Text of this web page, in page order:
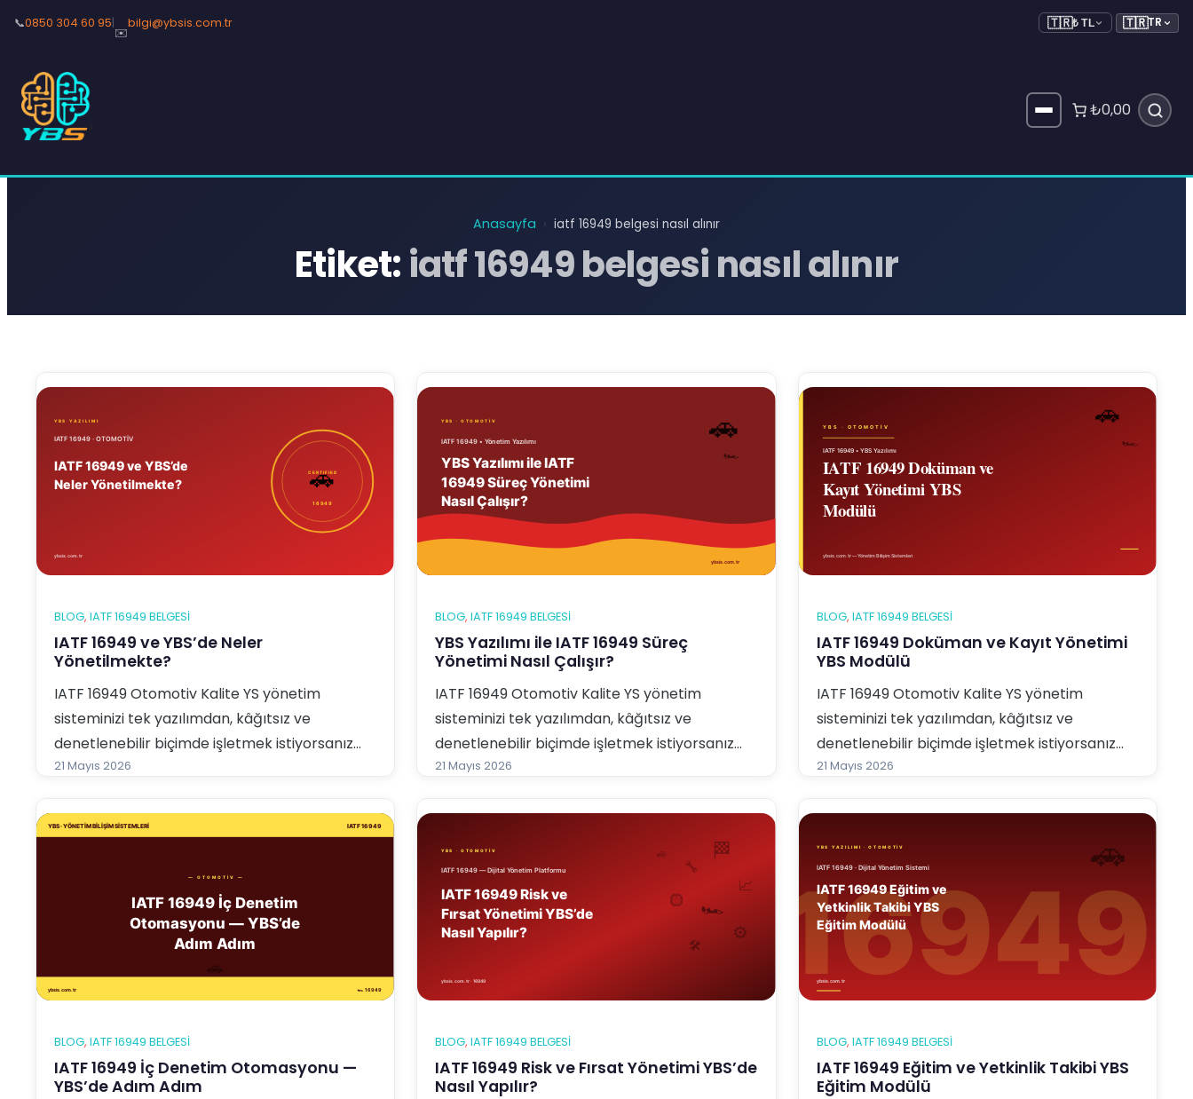
📞0850 304 60 95|
✉️
bilgi@ybsis.com.tr 🇹🇷₺ TL 🇹🇷TR
₺0,00
Anasayfa › iatf 16949 belgesi nasıl alınır
Etiket:iatf 16949 belgesi nasıl alınır
BLOG, IATF 16949 BELGESI
IATF 16949 ve YBS’de Neler
Yönetilmekte?
IATF 16949 Otomotiv Kalite YS yönetim
sisteminizi tek yazılımdan, kâğıtsız ve
denetlenebilir biçimde işletmek istiyorsanız
YBS Entegre Yönetim Sistemi Yazılımı tam
IATF 169…
21 Mayıs 2026
BLOG, IATF 16949 BELGESI
YBS Yazılımı ile IATF 16949 Süreç
Yönetimi Nasıl Çalışır?
IATF 16949 Otomotiv Kalite YS yönetim
sisteminizi tek yazılımdan, kâğıtsız ve
denetlenebilir biçimde işletmek istiyorsanız
YBS Entegre Yönetim Sistemi Yazılımı tam
IATF 169…
21 Mayıs 2026
BLOG, IATF 16949 BELGESI
IATF 16949 Doküman ve Kayıt Yönetimi
YBS Modülü
IATF 16949 Otomotiv Kalite YS yönetim
sisteminizi tek yazılımdan, kâğıtsız ve
denetlenebilir biçimde işletmek istiyorsanız
YBS Entegre Yönetim Sistemi Yazılımı tam
IATF 169…
21 Mayıs 2026
BLOG, IATF 16949 BELGESI
IATF 16949 İç Denetim Otomasyonu —
YBS’de Adım Adım
BLOG, IATF 16949 BELGESI
IATF 16949 Risk ve Fırsat Yönetimi YBS’de
Nasıl Yapılır?
BLOG, IATF 16949 BELGESI
IATF 16949 Eğitim ve Yetkinlik Takibi YBS
Eğitim Modülü